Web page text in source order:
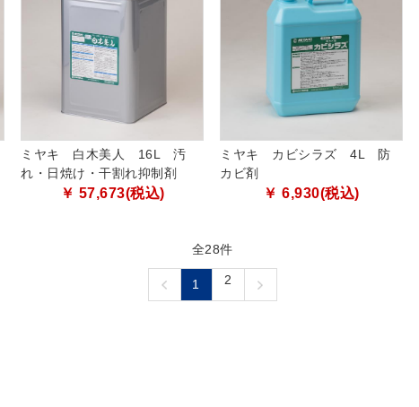
ミヤキ 白木美人 16L 汚
れ・日焼け・干割れ抑制剤
￥ 57,673(税込)
ミヤキ カビシラズ 4L 防
カビ剤
￥ 6,930(税込)
全28件
1 2